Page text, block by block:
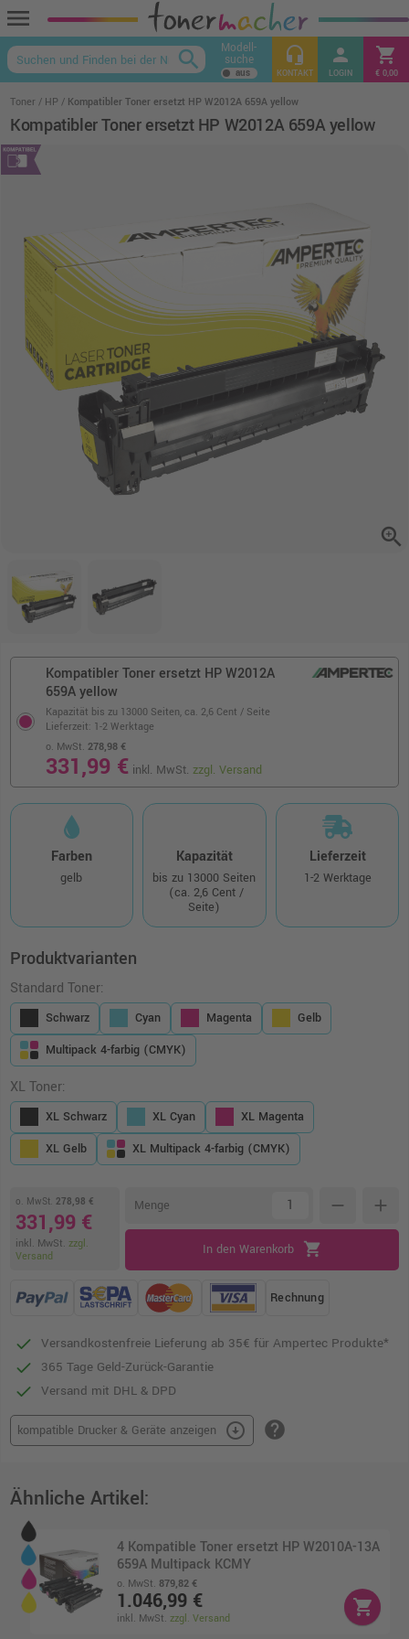
menu
keyboard_arrow_up
search Modell-
suche headset_mic
KONTAKT
person
LOGIN
shopping_cart
€ 0,00
Toner HP Kompatibler Toner ersetzt HP W2012A 659A yellow
Kompatibler Toner ersetzt HP W2012A 659A yellow
zoom_in
Kompatibler Toner ersetzt HP W2012A
659A yellow
Kapazität bis zu 13000 Seiten, ca. 2,6 Cent / Seite
o. MwSt. 278,98 €
331,99 € inkl. MwSt.zzgl. Versand
Lieferzeit: 1-2 Werktage
Farben
gelb
Kapazität
bis zu 13000 Seiten
(ca. 2,6 Cent /
Seite)
Lieferzeit
1-2 Werktage
Produktvarianten
Standard Toner:
Schwarz Cyan Magenta
Gelb
Multipack 4-farbig (CMYK)
XL Toner:
XL Schwarz XL Cyan
XL Magenta
XL Gelb
XL Multipack 4-farbig (CMYK)
o. MwSt. 278,98 €
331,99 €
inkl. MwSt. zzgl.
Versand
Menge remove add
In den Warenkorb shopping_cart
Rechnung
Versandkostenfreie Lieferung ab 35€ für Ampertec Produkte*
365 Tage Geld-Zurück-Garantie
Versand mit DHL & DPD
kompatible Drucker & Geräte anzeigen arrow_circle_down help
Ähnliche Artikel:
4 Kompatible Toner ersetzt HP W2010A-13A
659A Multipack KCMY
o. MwSt. 879,82 €
1.046,99 €
inkl. MwSt.zzgl. Versand
shopping_cart